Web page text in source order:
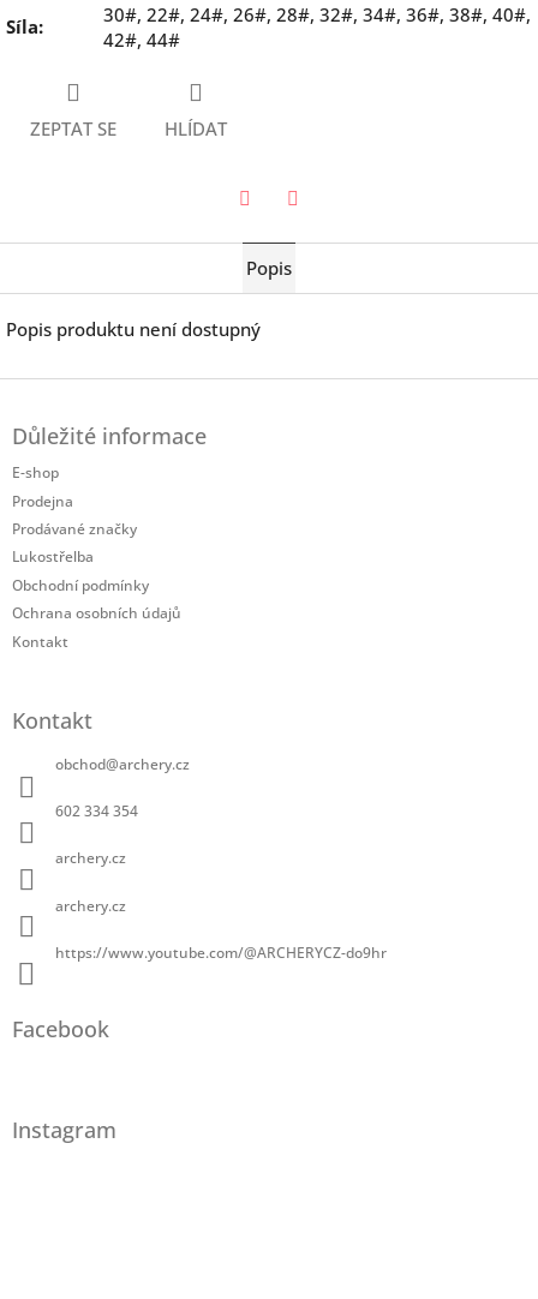
Síla:
30#, 22#, 24#, 26#, 28#, 32#, 34#, 36#, 38#, 40#,
42#, 44#
ZEPTAT SE HLÍDAT
Popis
Popis produktu není dostupný
Důležité informace
E-shop
Prodejna
Prodávané značky
Lukostřelba
Obchodní podmínky
Ochrana osobních údajů
Kontakt
Kontakt
obchod@archery.cz
602 334 354
archery.cz
archery.cz
https://www.youtube.com/@ARCHERYCZ-do9hr
Facebook
Instagram